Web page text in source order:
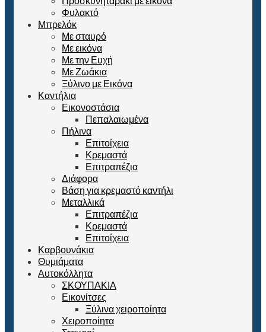
Φυλακτό
Μπρελόκ
Με σταυρό
Με εικόνα
Με την Ευχή
Με Ζωάκια
Ξύλινο με Εικόνα
Καντήλια
Εικονοστάσια
Πεπαλαιωμένα
Πήλινα
Επιτοίχεια
Κρεμαστά
Επιτραπέζια
Διάφορα
Βάση για κρεμαστό καντήλι
Μεταλλικά
Επιτραπέζια
Κρεμαστά
Επιτοίχεια
Καρβουνάκια
Θυμιάματα
Αυτοκόλλητα
ΣΚΟΥΠΑΚΙΑ
Εικονίτσες
Ξύλινα χειροποίητα
Χειροποίητα